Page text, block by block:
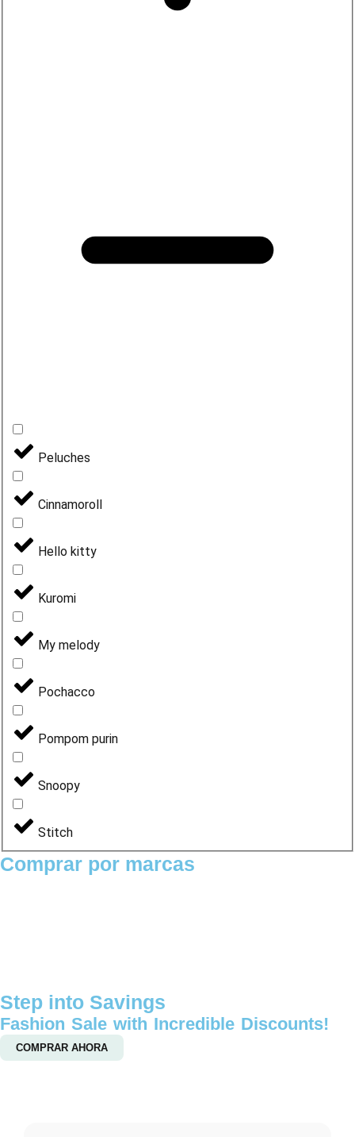
Peluches
Cinnamoroll
Hello kitty
Kuromi
My melody
Pochacco
Pompom purin
Snoopy
Stitch
Comprar por marcas
Step into Savings
Fashion Sale with Incredible Discounts!
COMPRAR AHORA